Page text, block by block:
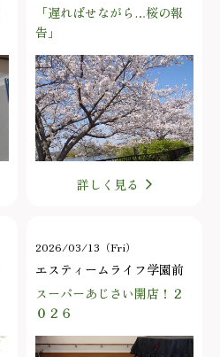
「遅ればせながら…桜の報
告」
詳しく見る
2026/03/13（Fri）
エスティームライフ学園前
スーパーあじさい開店！２
０２６